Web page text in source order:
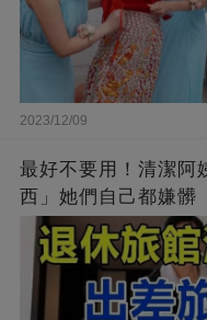
2023/12/09
最好不要用！清潔阿
西」她們自己都嫌髒